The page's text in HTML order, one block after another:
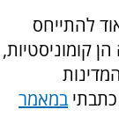
להתייחס
קומוניסטיות,
במאמר